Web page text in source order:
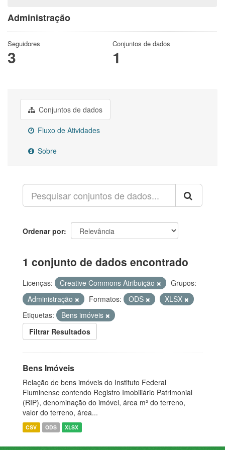
Administração
Seguidores
3
Conjuntos de dados
1
Conjuntos de dados
Fluxo de Atividades
Sobre
Ordenar por
1 conjunto de dados encontrado
Licenças: Creative Commons Atribuição
Grupos:
Administração
Formatos: ODS
XLSX
Etiquetas:
Bens imóveis
Filtrar Resultados
Bens Imóveis
Relação de bens imóveis do Instituto Federal
Fluminense contendo Registro Imobiliário Patrimonial
(RIP), denominação do imóvel, área m² do terreno,
valor do terreno, área...
CSV ODS XLSX